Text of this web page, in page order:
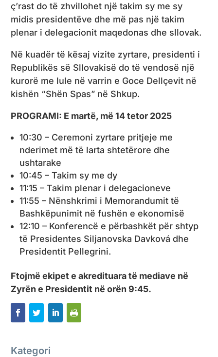
ç’rast do të zhvillohet një takim sy me sy
midis presidentëve dhe më pas një takim
plenar i delegacionit maqedonas dhe sllovak.
Në kuadër të kësaj vizite zyrtare, presidenti i
Republikës së Sllovakisë do të vendosë një
kurorë me lule në varrin e Goce Dellçevit në
kishën “Shën Spas” në Shkup.
PROGRAMI: E martë, më 14 tetor 2025
10:30 – Ceremoni zyrtare pritjeje me
nderimet më të larta shtetërore dhe
ushtarake
10:45 – Takim sy me dy
11:15 – Takim plenar i delegacioneve
11:55 – Nënshkrimi i Memorandumit të
Bashkëpunimit në fushën e ekonomisë
12:10 – Konferencë e përbashkët për shtyp
të Presidentes Siljanovska Davková dhe
Presidentit Pellegrini.
Ftojmë ekipet e akredituara të mediave në
Zyrën e Presidentit në orën 9:45.
Kategori